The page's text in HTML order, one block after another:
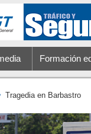
Formación
Tragedia en Barbastro